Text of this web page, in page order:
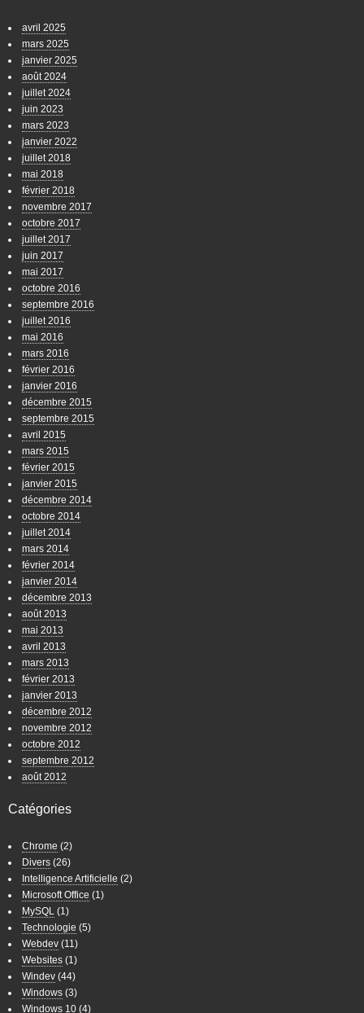
avril 2025
mars 2025
janvier 2025
août 2024
juillet 2024
juin 2023
mars 2023
janvier 2022
juillet 2018
mai 2018
février 2018
novembre 2017
octobre 2017
juillet 2017
juin 2017
mai 2017
octobre 2016
septembre 2016
juillet 2016
mai 2016
mars 2016
février 2016
janvier 2016
décembre 2015
septembre 2015
avril 2015
mars 2015
février 2015
janvier 2015
décembre 2014
octobre 2014
juillet 2014
mars 2014
février 2014
janvier 2014
décembre 2013
août 2013
mai 2013
avril 2013
mars 2013
février 2013
janvier 2013
décembre 2012
novembre 2012
octobre 2012
septembre 2012
août 2012
Catégories
Chrome (2)
Divers (26)
Intelligence Artificielle (2)
Microsoft Office (1)
MySQL (1)
Technologie (5)
Webdev (11)
Websites (1)
Windev (44)
Windows (3)
Windows 10 (4)